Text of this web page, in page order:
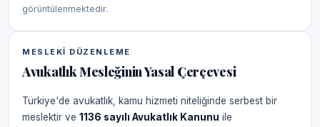
görüntülenmektedir.
MESLEKI DÜZENLEME
Avukatlık Mesleğinin Yasal Çerçevesi
Türkiye'de avukatlık, kamu hizmeti niteliğinde serbest bir
meslektir ve 1136 sayılı Avukatlık Kanunu ile